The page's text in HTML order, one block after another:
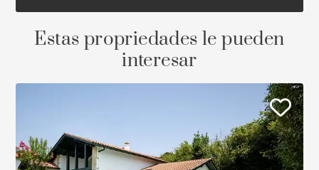
Estas propriedades le pueden
interesar